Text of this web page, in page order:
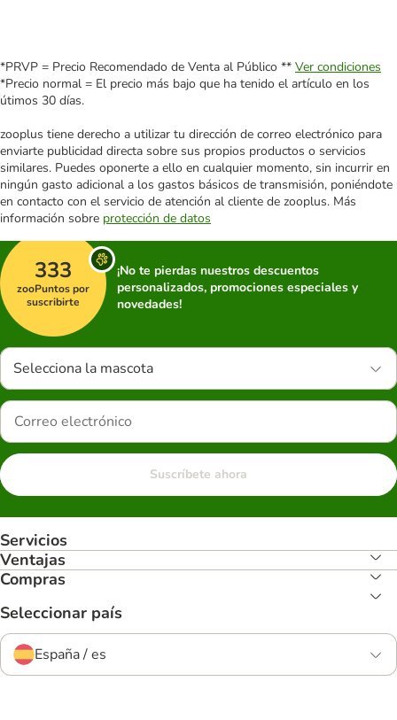
*PRVP = Precio Recomendado de Venta al Público ** Ver condiciones
*Precio normal = El precio más bajo que ha tenido el artículo en los
útimos 30 días.
zooplus tiene derecho a utilizar tu dirección de correo electrónico para
enviarte publicidad directa sobre sus propios productos o servicios
similares. Puedes oponerte a ello en cualquier momento, sin incurrir en
ningún gasto adicional a los gastos básicos de transmisión, poniéndote
en contacto con el servicio de atención al cliente de zooplus. Más
información sobre protección de datos
333
zooPuntos por
suscribirte
¡No te pierdas nuestros descuentos
personalizados, promociones especiales y
novedades!
Selecciona la mascota
Suscríbete ahora
Servicios
Ventajas
Compras
Seleccionar país
España / es